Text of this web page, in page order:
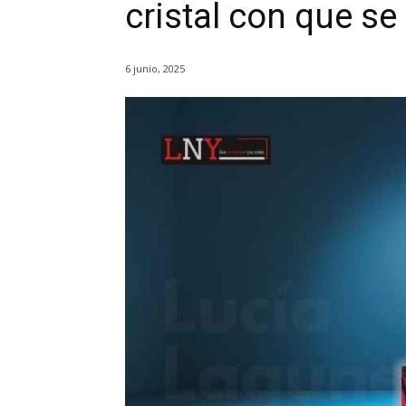
cristal con que
6 junio, 2025